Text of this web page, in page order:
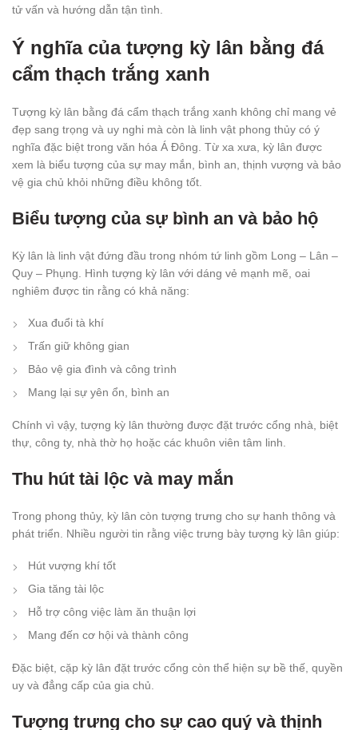
tử vấn và hướng dẫn tận tình.
Ý nghĩa của tượng kỳ lân bằng đá
cẩm thạch trắng xanh
Tượng kỳ lân bằng đá cẩm thạch trắng xanh không chỉ mang vẻ
đẹp sang trọng và uy nghi mà còn là linh vật phong thủy có ý
nghĩa đặc biệt trong văn hóa Á Đông. Từ xa xưa, kỳ lân được
xem là biểu tượng của sự may mắn, bình an, thịnh vượng và bảo
vệ gia chủ khỏi những điều không tốt.
Biểu tượng của sự bình an và bảo hộ
Kỳ lân là linh vật đứng đầu trong nhóm tứ linh gồm Long – Lân –
Quy – Phụng. Hình tượng kỳ lân với dáng vẻ mạnh mẽ, oai
nghiêm được tin rằng có khả năng:
Xua đuổi tà khí
Trấn giữ không gian
Bảo vệ gia đình và công trình
Mang lại sự yên ổn, bình an
Chính vì vậy, tượng kỳ lân thường được đặt trước cổng nhà, biệt
thự, công ty, nhà thờ họ hoặc các khuôn viên tâm linh.
Thu hút tài lộc và may mắn
Trong phong thủy, kỳ lân còn tượng trưng cho sự hanh thông và
phát triển. Nhiều người tin rằng việc trưng bày tượng kỳ lân giúp:
Hút vượng khí tốt
Gia tăng tài lộc
Hỗ trợ công việc làm ăn thuận lợi
Mang đến cơ hội và thành công
Đặc biệt, cặp kỳ lân đặt trước cổng còn thể hiện sự bề thế, quyền
uy và đẳng cấp của gia chủ.
Tượng trưng cho sự cao quý và thịnh